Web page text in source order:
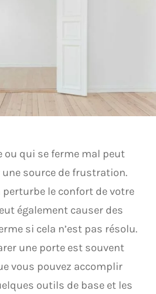
ou qui se ferme mal peut
source de frustration.
perturbe le confort de votre
également causer des
si cela n’est pas résolu.
une porte est souvent
vous pouvez accomplir
outils de base et les